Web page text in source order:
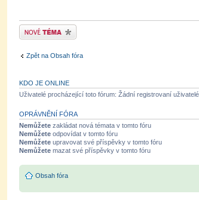
Odeslat nové téma
Zpět na Obsah fóra
KDO JE ONLINE
Uživatelé procházející toto fórum: Žádní registrovaní uživatelé
OPRÁVNĚNÍ FÓRA
Nemůžete zakládat nová témata v tomto fóru
Nemůžete odpovídat v tomto fóru
Nemůžete upravovat své příspěvky v tomto fóru
Nemůžete mazat své příspěvky v tomto fóru
Obsah fóra